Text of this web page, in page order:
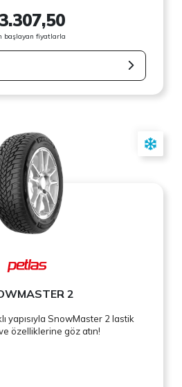
başlayan fiyatlarla
2
yapısıyla SnowMaster 2 lastik
özelliklerine göz atın!